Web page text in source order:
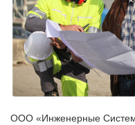
ООО «Инженерные